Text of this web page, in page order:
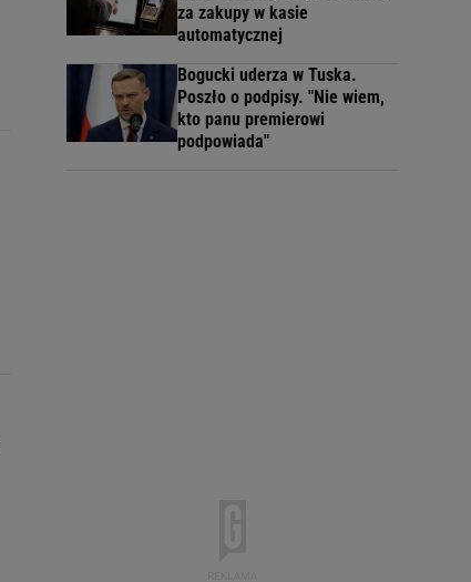
za zakupy w kasie
automatycznej
Bogucki uderza w Tuska.
Poszło o podpisy. "Nie wiem,
kto panu premierowi
podpowiada"